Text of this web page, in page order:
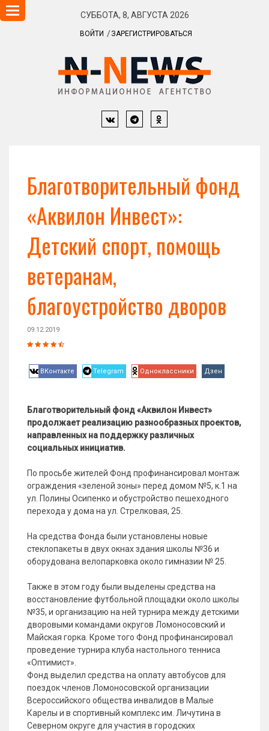
СУББОТА, 8, АВГУСТА 2026
ВОЙТИ ЗАРЕГИСТРИРОВАТЬСЯ
Навигация
Благотворительный фонд
«Аквилон Инвест»:
Детский спорт, помощь
ветеранам,
благоустройство дворов
09.12.2019
ВКонтакте Telegram Одноклассники Дзен
Благотворительный фонд «Аквилон Инвест»
продолжает реализацию разнообразных проектов,
направленных на поддержку различных
социальных инициатив.
По просьбе жителей Фонд профинансировал монтаж
ограждения «зеленой зоны» перед домом №5, к.1 на
ул. Полины Осипенко и обустройство пешеходного
перехода у дома на ул. Стрелковая, 25.
На средства Фонда были установлены новые
стеклопакеты в двух окнах здания школы №36 и
оборудована велопарковка около гимназии № 25.
Также в этом году были выделены средства на
восстановление футбольной площадки около школы
№35, и организацию на ней турнира между детскими
дворовыми командами округов Ломоносовский и
Майская горка. Кроме того Фонд профинансировал
проведение турнира клуба настольного тенниса
«Оптимист».
Фонд выделил средства на оплату автобусов для
поездок членов Ломоносовской организации
Всероссийского общества инвалидов в Малые
Карелы и в спортивный комплекс им. Личутина в
Северном округе для участия в городских